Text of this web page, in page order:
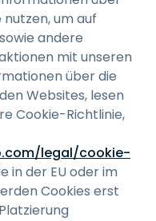
um auf
andere
mit unseren
über die
Websites, lesen
Cookie-Richtlinie,
legal/cookie-
in der EU oder im
Cookies erst